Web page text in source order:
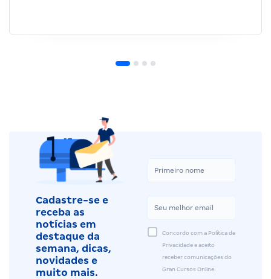
Cadastre-se e
receba as
notícias em
destaque da
semana, dicas,
novidades e
muito mais.
Concordo com a Política de
Privacidade e aceito
receber comunicações do
Gran Cursos Online.